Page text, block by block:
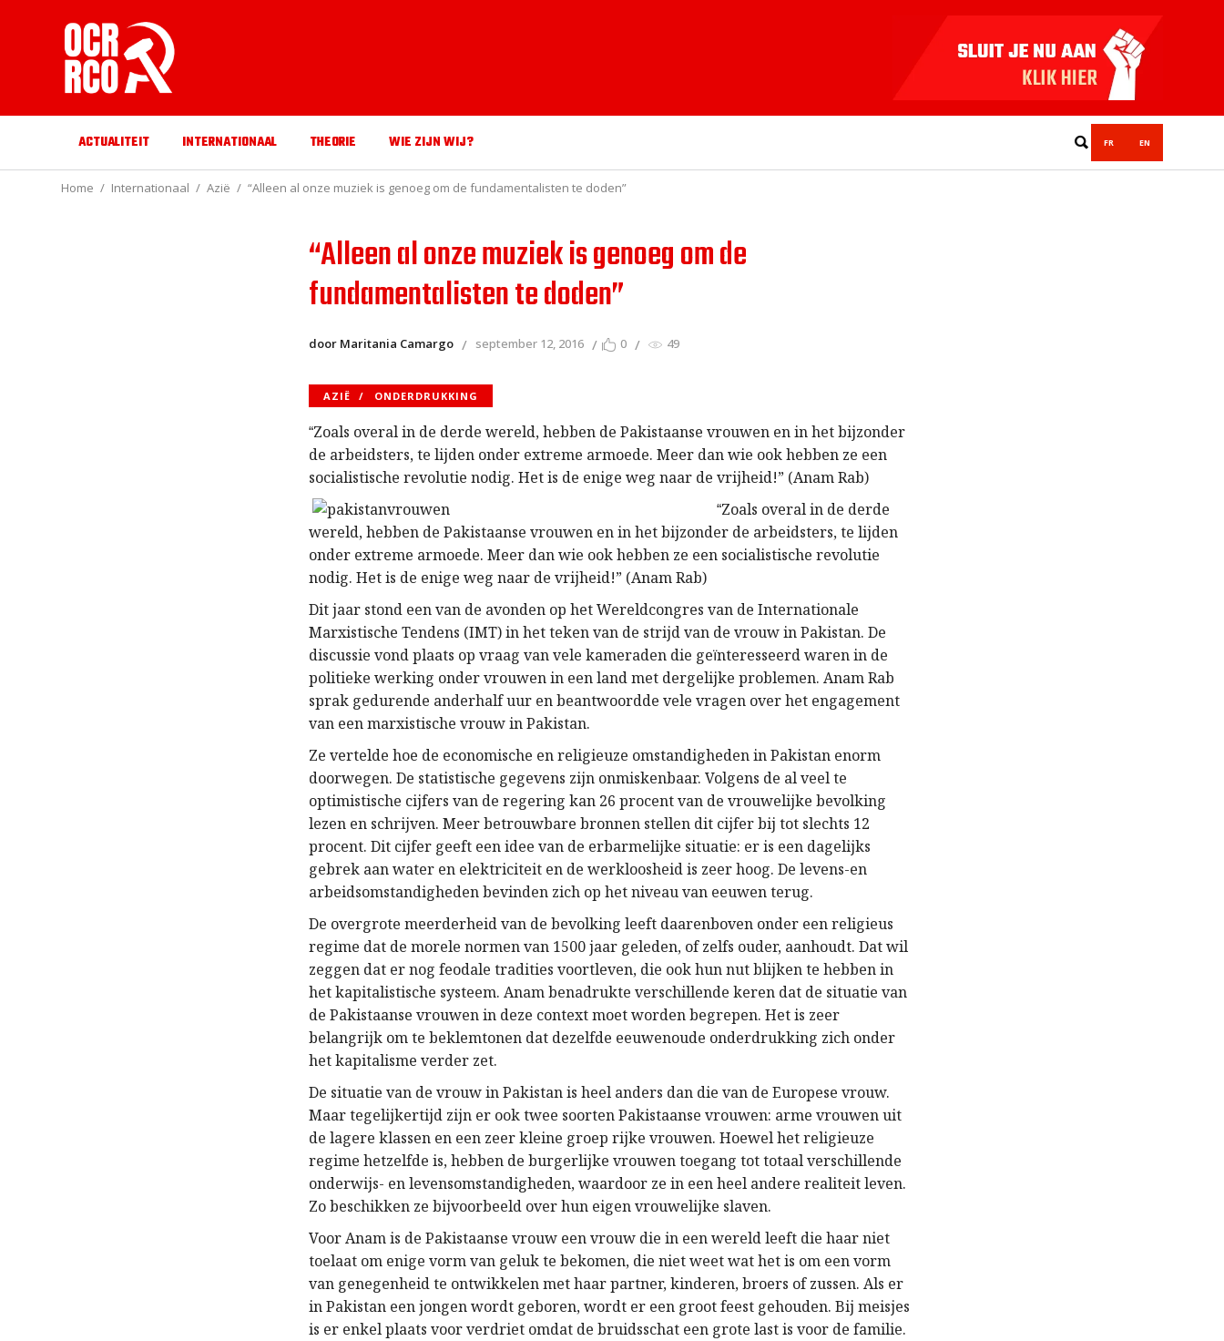
ACTUALITEIT INTERNATIONAAL THEORIE WIE ZIJN WIJ? FR EN
Home Internationaal Azië “Alleen al onze muziek is genoeg om de fundamentalisten te doden”
“Alleen al onze muziek is genoeg om de
fundamentalisten te doden”
door Maritania Camargo september 12, 2016 0 49
AZIË ONDERDRUKKING
“Zoals overal in de derde wereld, hebben de Pakistaanse vrouwen en in het bijzonder
de arbeidsters, te lijden onder extreme armoede. Meer dan wie ook hebben ze een
socialistische revolutie nodig. Het is de enige weg naar de vrijheid!” (Anam Rab)
“Zoals overal in de derde
wereld, hebben de Pakistaanse vrouwen en in het bijzonder de arbeidsters, te lijden
onder extreme armoede. Meer dan wie ook hebben ze een socialistische revolutie
nodig. Het is de enige weg naar de vrijheid!” (Anam Rab)
Dit jaar stond een van de avonden op het Wereldcongres van de Internationale
Marxistische Tendens (IMT) in het teken van de strijd van de vrouw in Pakistan. De
discussie vond plaats op vraag van vele kameraden die geïnteresseerd waren in de
politieke werking onder vrouwen in een land met dergelijke problemen. Anam Rab
sprak gedurende anderhalf uur en beantwoordde vele vragen over het engagement
van een marxistische vrouw in Pakistan.
Ze vertelde hoe de economische en religieuze omstandigheden in Pakistan enorm
doorwegen. De statistische gegevens zijn onmiskenbaar. Volgens de al veel te
optimistische cijfers van de regering kan 26 procent van de vrouwelijke bevolking
lezen en schrijven. Meer betrouwbare bronnen stellen dit cijfer bij tot slechts 12
procent. Dit cijfer geeft een idee van de erbarmelijke situatie: er is een dagelijks
gebrek aan water en elektriciteit en de werkloosheid is zeer hoog. De levens-en
arbeidsomstandigheden bevinden zich op het niveau van eeuwen terug.
De overgrote meerderheid van de bevolking leeft daarenboven onder een religieus
regime dat de morele normen van 1500 jaar geleden, of zelfs ouder, aanhoudt. Dat wil
zeggen dat er nog feodale tradities voortleven, die ook hun nut blijken te hebben in
het kapitalistische systeem. Anam benadrukte verschillende keren dat de situatie van
de Pakistaanse vrouwen in deze context moet worden begrepen. Het is zeer
belangrijk om te beklemtonen dat dezelfde eeuwenoude onderdrukking zich onder
het kapitalisme verder zet.
De situatie van de vrouw in Pakistan is heel anders dan die van de Europese vrouw.
Maar tegelijkertijd zijn er ook twee soorten Pakistaanse vrouwen: arme vrouwen uit
de lagere klassen en een zeer kleine groep rijke vrouwen. Hoewel het religieuze
regime hetzelfde is, hebben de burgerlijke vrouwen toegang tot totaal verschillende
onderwijs- en levensomstandigheden, waardoor ze in een heel andere realiteit leven.
Zo beschikken ze bijvoorbeeld over hun eigen vrouwelijke slaven.
Voor Anam is de Pakistaanse vrouw een vrouw die in een wereld leeft die haar niet
toelaat om enige vorm van geluk te bekomen, die niet weet wat het is om een vorm
van genegenheid te ontwikkelen met haar partner, kinderen, broers of zussen. Als er
in Pakistan een jongen wordt geboren, wordt er een groot feest gehouden. Bij meisjes
is er enkel plaats voor verdriet omdat de bruidsschat een grote last is voor de familie.